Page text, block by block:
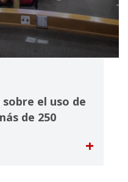
el uso de
de 250
+